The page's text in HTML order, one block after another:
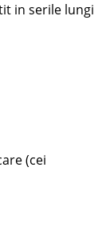
in serile lungi
(cei